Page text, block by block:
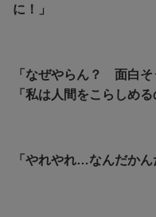
に！」
「なぜやらん？ 面白そ
「私は人間をこらしめ
「やれやれ…なんだかん